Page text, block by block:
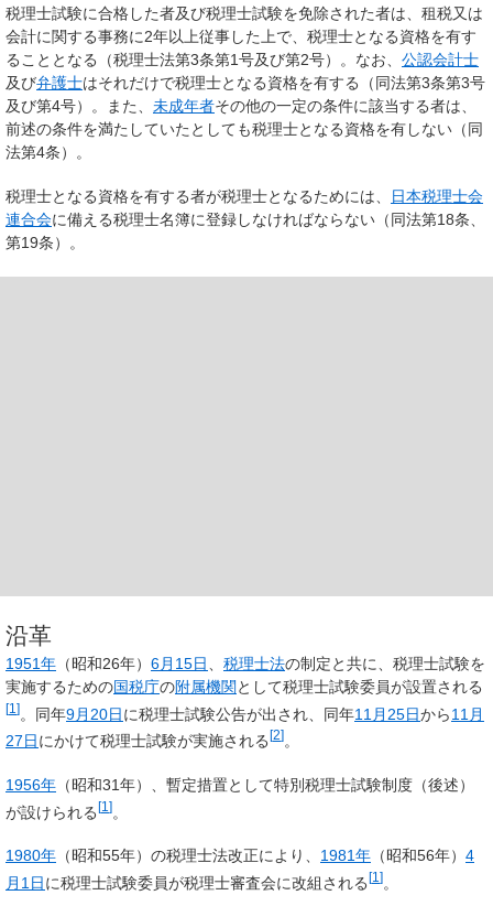
税理士試験に合格した者及び税理士試験を免除された者は、租税又は
会計に関する事務に2年以上従事した上で、税理士となる資格を有す
ることとなる（税理士法第3条第1号及び第2号）。なお、 公認会計士
及び弁護士はそれだけで税理士となる資格を有する（同法第3条第3号
及び第4号）。また、 未成年者その他の一定の条件に該当する者は、
前述の条件を満たしていたとしても税理士となる資格を有しない（同
法第4条）。
税理士となる資格を有する者が税理士となるためには、
日本税理士会
連合会に備える税理士名簿に登録しなければならない（同法第18条、
第19条）。
沿革
1951年 （昭和26年） 6月15日 税理士法の制定と共に、税理士試験を
実施するための国税庁の附属機関として税理士試験委員が設置される
[1 ]。同年9月20日に税理士試験公告が出され、同年11月25日から11月
27日にかけて税理士試験が実施される [2] 。
1956年 （昭和31年）、暫定措置として特別税理士試験制度（後述）
が設けられる[1 ]。
1980年 （昭和55年）の税理士法改正により、 1981年 （昭和56年） 4
月1日に税理士試験委員が税理士審査会に改組される[1 ]。